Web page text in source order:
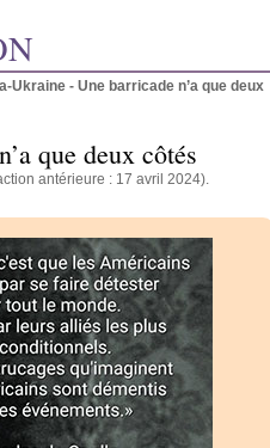
Ukraine - Une barricade n’a que deux
que deux côtés
antérieure : 17 avril 2024).